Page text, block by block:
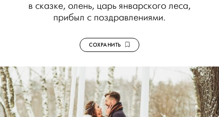
в сказке, олень, царь январского леса,
прибыл с поздравлениями.
СОХРАНИТЬ